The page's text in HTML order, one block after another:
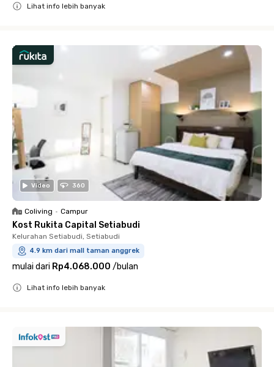
Lihat info lebih banyak
Video 360
Coliving • Campur
Kost Rukita Capital Setiabudi
Kelurahan Setiabudi, Setiabudi
4.9 km dari mall taman anggrek
mulai dari Rp4.068.000 /bulan
Lihat info lebih banyak